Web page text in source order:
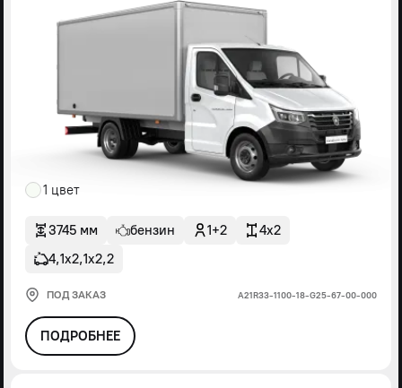
1 цвет
3745 мм бензин 1+2
4x2
4,1х2,1х2,2
ПОД ЗАКАЗ А21R33-1100-18-G25-67-00-000
ПОДРОБНЕЕ